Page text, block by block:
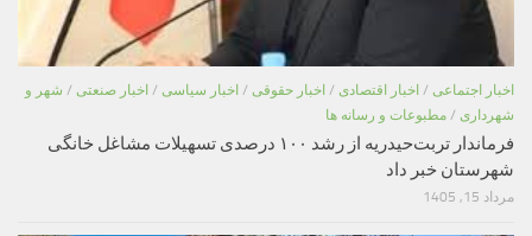
اخبار اجتماعی / اخبار اقتصادی / اخبار حقوقی / اخبار سیاسی / اخبار صنعتی / شهر و
شهرداری / مطبوعات و رسانه ها
فرماندار تربت‌حیدریه از رشد ۱۰۰ درصدی تسهیلات مشاغل خانگی
شهرستان خبر داد
مرداد 15, 1405